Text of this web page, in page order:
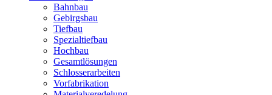
Bahnbau
Gebirgsbau
Tiefbau
Spezialtiefbau
Hochbau
Gesamtlösungen
Schlosserarbeiten
Vorfabrikation